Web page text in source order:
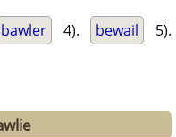
bawler 4). bewail 5).